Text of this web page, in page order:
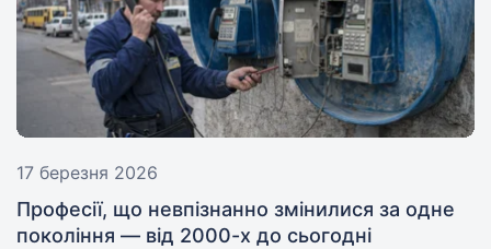
17 березня 2026
Професії, що невпізнанно змінилися за одне
покоління — від 2000-х до сьогодні